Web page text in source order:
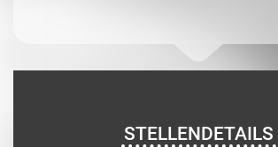
STELLENDETAILS